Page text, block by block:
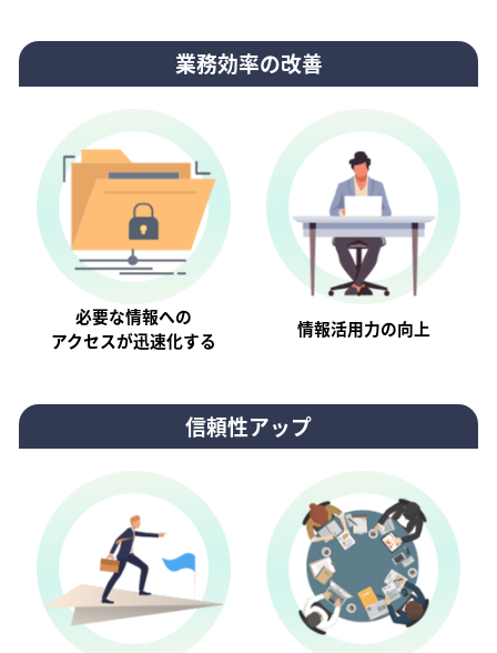
業務効率の改善
必要な情報への
アクセスが迅速化する
情報活⽤⼒の向上
信頼性アップ